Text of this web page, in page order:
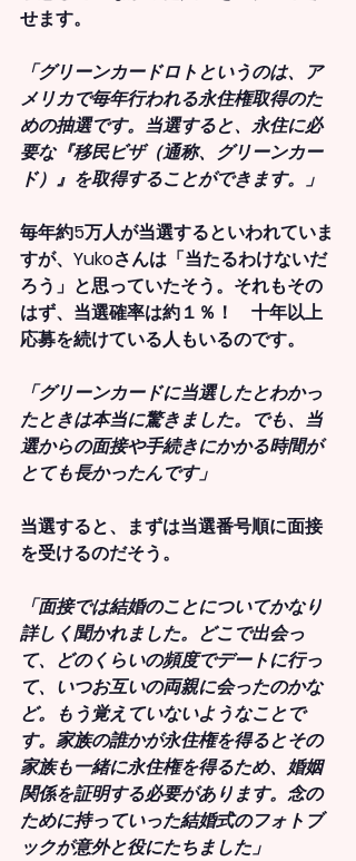
せます。
「グリーンカードロトというのは、ア
メリカで毎年行われる永住権取得のた
めの抽選です。当選すると、永住に必
要な『移民ビザ（通称、グリーンカー
ド）』を取得することができます。」
毎年約5万人が当選するといわれていま
すが、Yukoさんは「当たるわけないだ
ろう」と思っていたそう。それもその
はず、 当選確率は約１％ ！　十年以上
応募を続けている人もいるのです。
「グリーンカードに当選したとわかっ
たときは本当に驚きました。でも、当
選からの面接や手続きにかかる時間が
とても長かったんです」
当選すると、まずは当選番号順に面接
を受けるのだそう。
「面接では結婚のことについてかなり
詳しく聞かれました。どこで出会っ
て、どのくらいの頻度でデートに行っ
て、いつお互いの両親に会ったのかな
ど。もう覚えていないようなことで
す。家族の誰かが永住権を得るとその
家族も一緒に永住権を得るため、婚姻
関係を証明する必要があります。念の
ために持っていった結婚式のフォトブ
ックが意外と役にたちました」